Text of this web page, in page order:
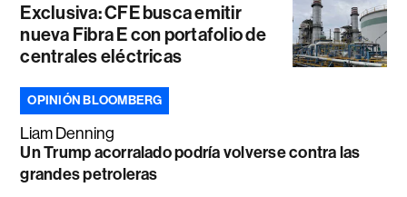
Exclusiva: CFE busca emitir
nueva Fibra E con portafolio de
centrales eléctricas
OPINIÓN BLOOMBERG
Liam Denning
Un Trump acorralado podría volverse contra las
grandes petroleras